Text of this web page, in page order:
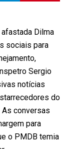
Dilma
sociais para
Sergio
notícias
do
As conversas
para
o PMDB temia